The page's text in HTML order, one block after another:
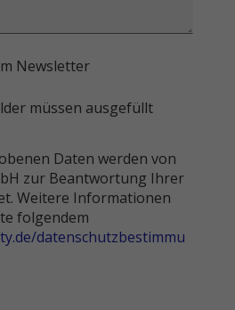
Newsletter
müssen ausgefüllt
Daten werden von
zur Beantwortung Ihrer
Weitere Informationen
folgendem
datenschutzbestimmu